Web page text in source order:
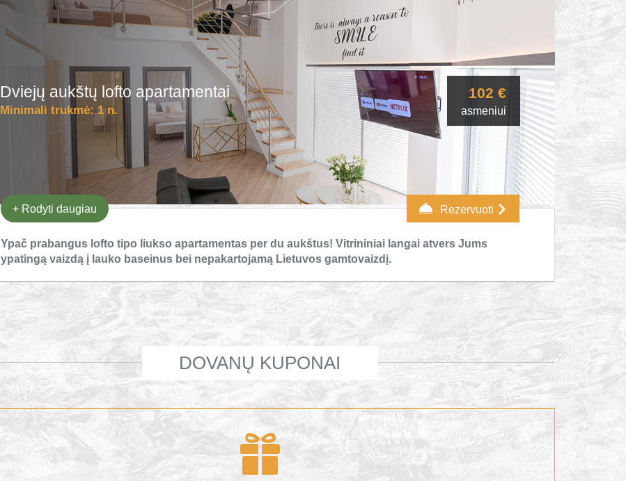
Dviejų aukštų lofto apartamentai
Minimali trukmė: 1 n.
102 €
asmeniui
Ypač prabangus lofto tipo liukso apartamentas per du aukštus! Vitrininiai langai atvers Jums
ypatingą vaizdą į lauko baseinus bei nepakartojamą Lietuvos gamtovaizdį.
+ Rodyti daugiau Rezervuoti
DOVANŲ KUPONAI